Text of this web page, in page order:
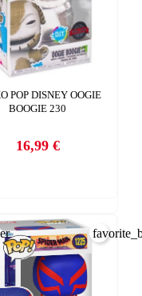
POP DISNEY OOGIE
BOOGIE 230
Precio
16,99 €
deseos
DESEOS
en su lista de deseos.